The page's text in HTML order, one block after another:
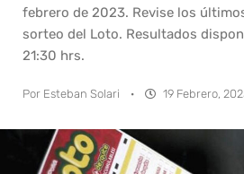
febrero de 2023. Revise los
sorteo del Loto. Resultados
21:30 hrs.
Por Esteban Solari · 19 Febrero,